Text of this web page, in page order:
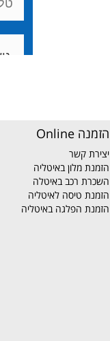
הזמנה Online
יצירת קשר
הזמנת מלון באיטליה
השכרת רכב באיטלה
הזמנת טיסה לאיטליה
הזמנת הפלגה באיטליה